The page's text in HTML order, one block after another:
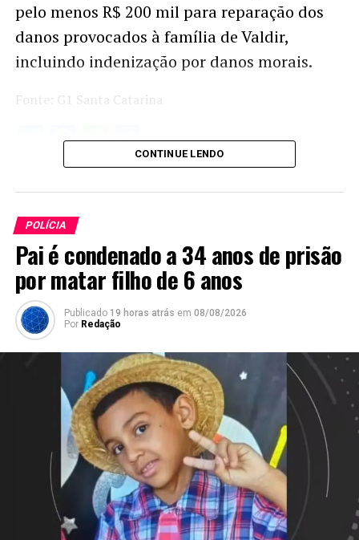
pelo menos R$ 200 mil para reparação dos
danos provocados à família de Valdir,
incluindo indenização por danos morais.
Fonte: G1 Santa Catarina
Twitter
Facebook
WhatsApp
Share
CONTINUE LENDO
POLÍCIA
Pai é condenado a 34 anos de prisão
por matar filho de 6 anos
Publicado 19 horas atrás em 08/08/2026
Por Redação